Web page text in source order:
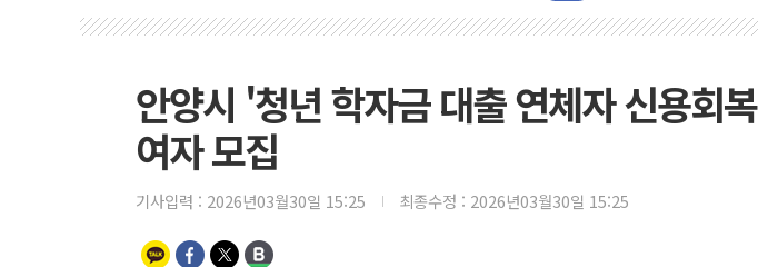
뉴욕증시 프리뷰, 美
[사진] 이슬람 수니파
뉴욕증시 개장 전 특
李 "해남 태양광, 대
안양시 '청년 학자금 대출 연체자 신용회
여자 모집
기사입력 : 2026년03월30일 15:25 최종수정 : 2026년03월30일 15:25